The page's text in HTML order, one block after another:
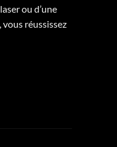
ou d’une
réussissez